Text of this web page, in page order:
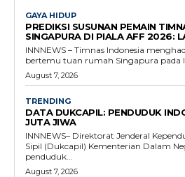
GAYA HIDUP
PREDIKSI SUSUNAN PEMAIN
SINGAPURA DI PIALA AFF 2026:
INNNEWS – Timnas Indonesia
bertemu tuan rumah Singapura pada
August 7, 2026
TRENDING
DATA DUKCAPIL: PENDUDUK
JUTA JIWA
INNNEWS– Direktorat Jenderal
Sipil (Dukcapil) Kementerian Dalam
penduduk...
August 7, 2026